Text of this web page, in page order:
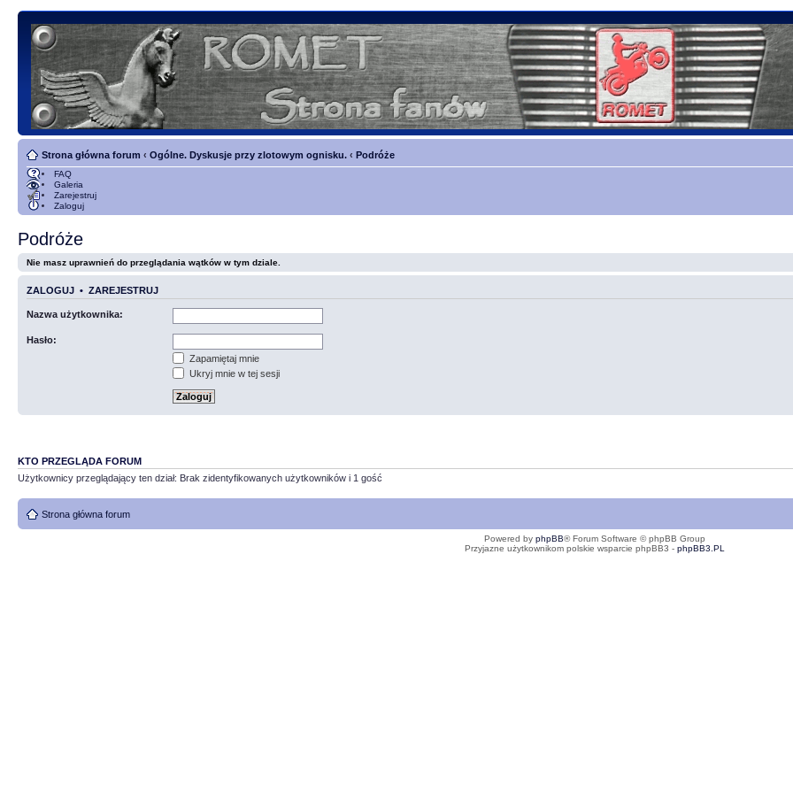
Strona główna forum ‹ Ogólne. Dyskusje przy zlotowym ognisku. ‹ Podróże
FAQ
Galeria
Zarejestruj
Zaloguj
Podróże
Nie masz uprawnień do przeglądania wątków w tym dziale.
ZALOGUJ • ZAREJESTRUJ
Nazwa użytkownika:
Hasło:
Zapamiętaj mnie
Ukryj mnie w tej sesji
KTO PRZEGLĄDA FORUM
Użytkownicy przeglądający ten dział: Brak zidentyfikowanych użytkowników i 1 gość
Strona główna forum
Powered by phpBB® Forum Software © phpBB Group
Przyjazne użytkownikom polskie wsparcie phpBB3 - phpBB3.PL